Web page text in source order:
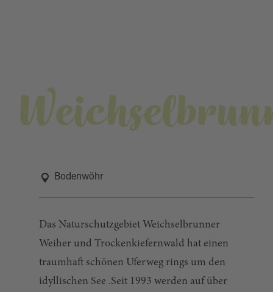
Bodenwöhr
Das Naturschutzgebiet Weichselbrunner
Weiher und Trockenkiefernwald hat einen
traumhaft schönen Uferweg rings um den
idyllischen See .Seit 1993 werden auf über